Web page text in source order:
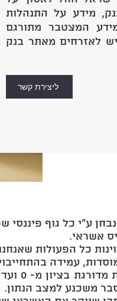
מידע על התנהלות
המצטבר מתורגם
לאזרחים מאתר בנק
ליצירת קשר
ע"י כל גוף פיננסי
אשראי.
כל הפעולות
עמידה
משכנע למצב הנתון.